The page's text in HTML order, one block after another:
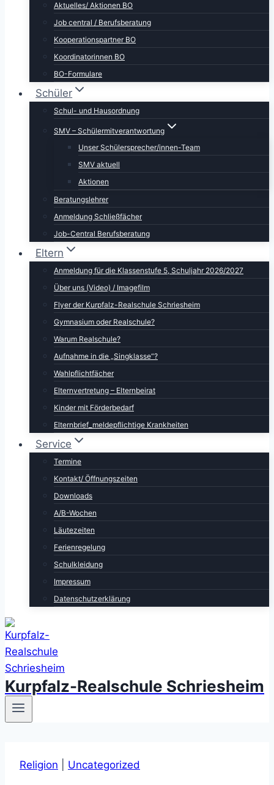
Aktuelles/ Aktionen BO
Job central / Berufsberatung
Kooperationspartner BO
Koordinatorinnen BO
BO-Formulare
Schüler
Schul- und Hausordnung
SMV – Schülermitverantwortung
Unser Schülersprecher/innen-Team
SMV aktuell
Aktionen
Beratungslehrer
Anmeldung Schließfächer
Job-Central Berufsberatung
Eltern
Anmeldung für die Klassenstufe 5, Schuljahr 2026/2027
Über uns (Video) / Imagefilm
Flyer der Kurpfalz-Realschule Schriesheim
Gymnasium oder Realschule?
Warum Realschule?
Aufnahme in die „Singklasse“?
Wahlpflichtfächer
Elternvertretung – Elternbeirat
Kinder mit Förderbedarf
Elternbrief_meldepflichtige Krankheiten
Service
Termine
Kontakt/ Öffnungszeiten
Downloads
A/B-Wochen
Läutezeiten
Ferienregelung
Schulkleidung
Impressum
Datenschutzerklärung
Kurpfalz-Realschule Schriesheim
Religion Uncategorized